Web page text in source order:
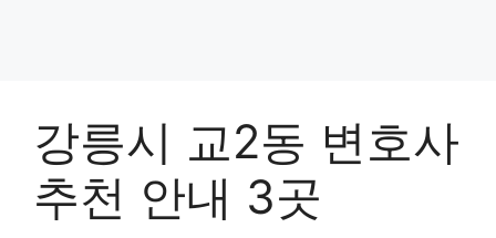
강릉시 교2동 변호사
추천 안내 3곳